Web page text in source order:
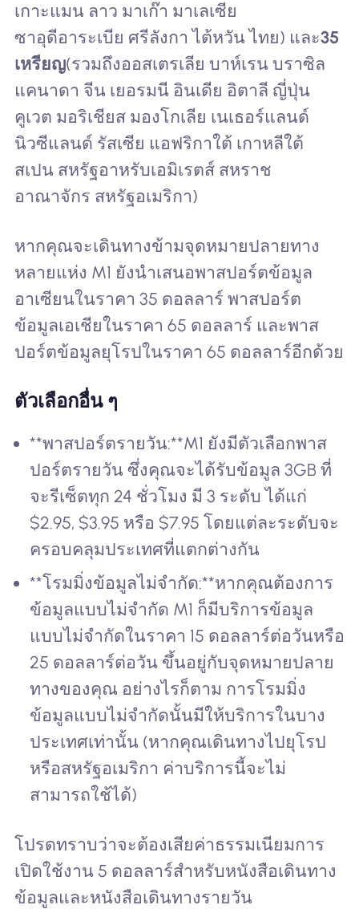
เกาะแมน ลาว มาเก๊า มาเลเซีย
ซาอุดีอาระเบีย ศรีลังกา ไต้หวัน ไทย) และ35
เหรียญ(รวมถึงออสเตรเลีย บาห์เรน บราซิล
แคนาดา จีน เยอรมนี อินเดีย อิตาลี ญี่ปุ่น
คูเวต มอริเชียส มองโกเลีย เนเธอร์แลนด์
นิวซีแลนด์ รัสเซีย แอฟริกาใต้ เกาหลีใต้
สเปน สหรัฐอาหรับเอมิเรตส์ สหราช
อาณาจักร สหรัฐอเมริกา)
หากคุณจะเดินทางข้ามจุดหมายปลายทาง
หลายแห่ง M1 ยังนำเสนอพาสปอร์ตข้อมูล
อาเซียนในราคา 35 ดอลลาร์ พาสปอร์ต
ข้อมูลเอเชียในราคา 65 ดอลลาร์ และพาส
ปอร์ตข้อมูลยุโรปในราคา 65 ดอลลาร์อีกด้วย
ตัวเลือกอื่น ๆ
**พาสปอร์ตรายวัน:**M1 ยังมีตัวเลือกพาส
ปอร์ตรายวัน ซึ่งคุณจะได้รับข้อมูล 3GB ที่
จะรีเซ็ตทุก 24 ชั่วโมง มี 3 ระดับ ได้แก่
$2.95, $3.95 หรือ $7.95 โดยแต่ละระดับจะ
ครอบคลุมประเทศที่แตกต่างกัน
**โรมมิ่งข้อมูลไม่จำกัด:**หากคุณต้องการ
ข้อมูลแบบไม่จำกัด M1 ก็มีบริการข้อมูล
แบบไม่จำกัดในราคา 15 ดอลลาร์ต่อวันหรือ
25 ดอลลาร์ต่อวัน ขึ้นอยู่กับจุดหมายปลาย
ทางของคุณ อย่างไรก็ตาม การโรมมิ่ง
ข้อมูลแบบไม่จำกัดนั้นมีให้บริการในบาง
ประเทศเท่านั้น (หากคุณเดินทางไปยุโรป
หรือสหรัฐอเมริกา ค่าบริการนี้จะไม่
สามารถใช้ได้)
โปรดทราบว่าจะต้องเสียค่าธรรมเนียมการ
เปิดใช้งาน 5 ดอลลาร์สำหรับหนังสือเดินทาง
ข้อมูลและหนังสือเดินทางรายวัน